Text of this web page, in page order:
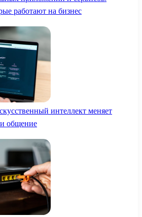
работают на бизнес
интеллект меняет
общение